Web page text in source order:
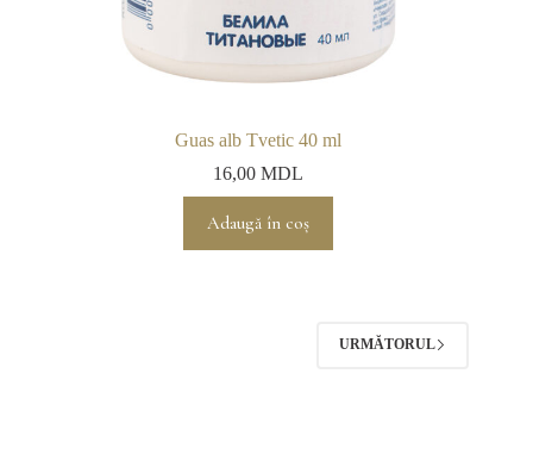
Guas alb Tvetic 40 ml
16,00MDL
Adaugă în coș
URMĂTORUL